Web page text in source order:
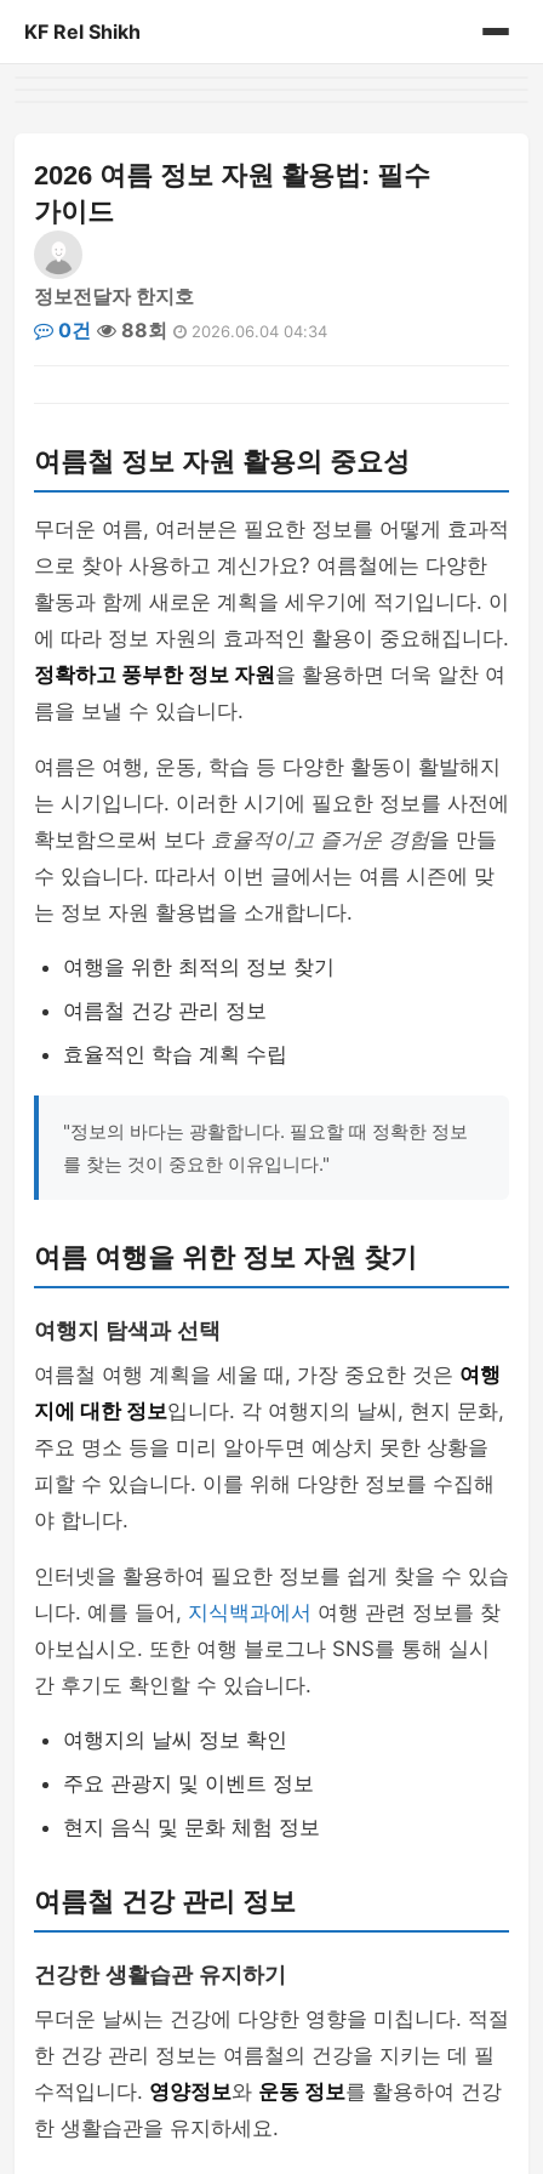
KF Rel Shikh
2026 여름 정보 자원 활용법: 필수
가이드
정보전달자 한지호
0건
88회 2026.06.04 04:34
여름철 정보 자원 활용의 중요성
무더운 여름, 여러분은 필요한 정보를 어떻게 효과적
으로 찾아 사용하고 계신가요? 여름철에는 다양한
활동과 함께 새로운 계획을 세우기에 적기입니다. 이
에 따라 정보 자원의 효과적인 활용이 중요해집니다.
정확하고 풍부한 정보 자원을 활용하면 더욱 알찬 여
름을 보낼 수 있습니다.
여름은 여행, 운동, 학습 등 다양한 활동이 활발해지
는 시기입니다. 이러한 시기에 필요한 정보를 사전에
확보함으로써 보다 효율적이고 즐거운 경험을 만들
수 있습니다. 따라서 이번 글에서는 여름 시즌에 맞
는 정보 자원 활용법을 소개합니다.
여행을 위한 최적의 정보 찾기
여름철 건강 관리 정보
효율적인 학습 계획 수립
"정보의 바다는 광활합니다. 필요할 때 정확한 정보
를 찾는 것이 중요한 이유입니다."
여름 여행을 위한 정보 자원 찾기
여행지 탐색과 선택
여름철 여행 계획을 세울 때, 가장 중요한 것은 여행
지에 대한 정보입니다. 각 여행지의 날씨, 현지 문화,
주요 명소 등을 미리 알아두면 예상치 못한 상황을
피할 수 있습니다. 이를 위해 다양한 정보를 수집해
야 합니다.
인터넷을 활용하여 필요한 정보를 쉽게 찾을 수 있습
니다. 예를 들어, 지식백과에서 여행 관련 정보를 찾
아보십시오. 또한 여행 블로그나 SNS를 통해 실시
간 후기도 확인할 수 있습니다.
여행지의 날씨 정보 확인
주요 관광지 및 이벤트 정보
현지 음식 및 문화 체험 정보
여름철 건강 관리 정보
건강한 생활습관 유지하기
무더운 날씨는 건강에 다양한 영향을 미칩니다. 적절
한 건강 관리 정보는 여름철의 건강을 지키는 데 필
수적입니다. 영양정보와 운동 정보를 활용하여 건강
한 생활습관을 유지하세요.